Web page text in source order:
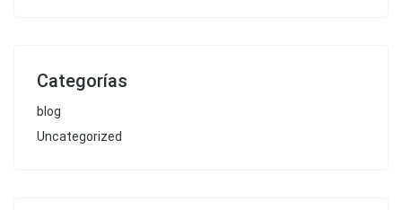
Categorías
blog
Uncategorized